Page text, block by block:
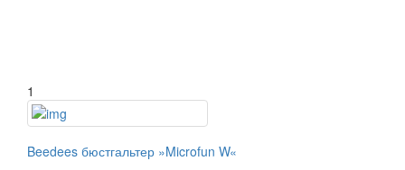
1
Beedees бюстгальтер »Microfun W«